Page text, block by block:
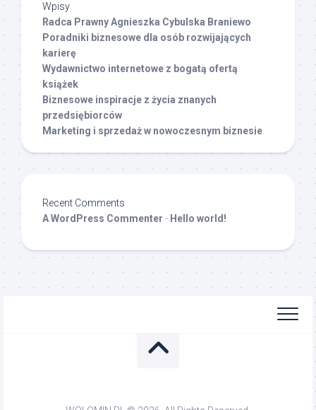
Wpisy
Radca Prawny Agnieszka Cybulska Braniewo
Poradniki biznesowe dla osób rozwijających
karierę
Wydawnictwo internetowe z bogatą ofertą
książek
Biznesowe inspiracje z życia znanych
przedsiębiorców
Marketing i sprzedaż w nowoczesnym biznesie
Recent Comments
A WordPress Commenter - Hello world!